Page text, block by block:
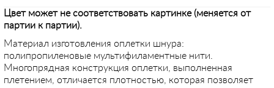
Цвет может не соответствовать картинке (меняется от
партии к партии).
Материал изготовления оплетки шнура:
полипропиленовые мультифиламентные нити.
Многопрядная конструкция оплетки, выполненная
плетением, отличается плотностью, которая позволяет